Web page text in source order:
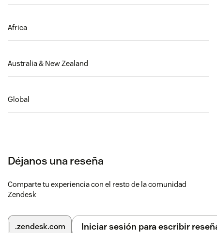
Africa
Australia & New Zealand
Global
Déjanos una reseña
Comparte tu experiencia con el resto de la comunidad
Zendesk
.zendesk.com Iniciar sesión para escribir